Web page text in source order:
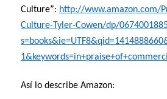
Culture”: http://www.amazon.com/
Culture-Tyler-Cowen/dp/
Así lo describe Amazon: